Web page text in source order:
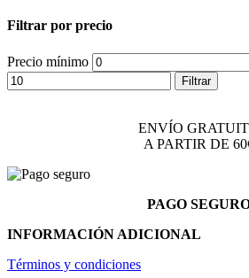
Filtrar por precio
Precio mínimo
Filtrar
ENVÍO
A PARTIR DE
PAGO
INFORMACIÓN ADICIONAL
Términos y condiciones